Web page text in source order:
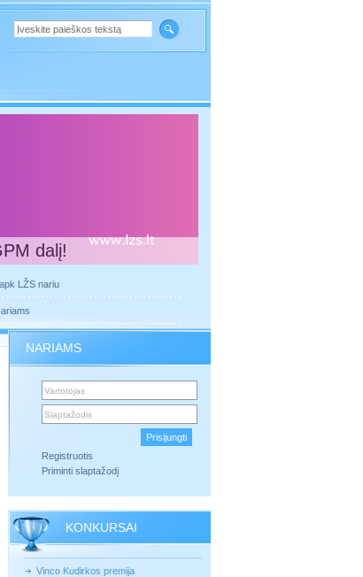
dalį!
LŽS nariu
NARIAMS
Registruotis
Priminti slaptažodį
KONKURSAI
Vinco Kudirkos premija